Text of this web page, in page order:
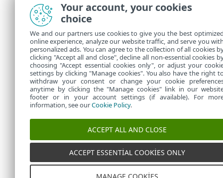
Your account, your cookies
choice
We and our partners use cookies to give you the best
online experience, analyze our website traffic, and serve you
personalized ads. You can agree to the collection of all cookies
clicking "Accept all and close", decline all non-essential cookies
choosing "Accept essential cookies only", or adjust your
settings by clicking "Manage cookies". You also have the right
withdraw your consent or change your cookie
anytime by clicking the "Manage cookies" link in our
footer or in your account settings (if available). For
information, see ourCookie Policy.
ACCEPT ALL AND CLOSE
ACCEPT ESSENTIAL COOKIES ONLY